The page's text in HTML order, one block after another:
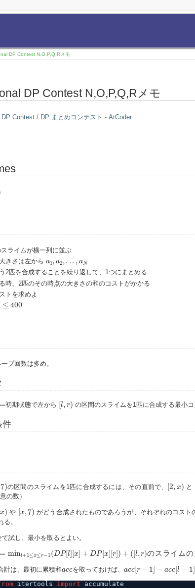
DP Contest N,O,P,Q,Rメモ
DP Contest N,O,P,Q,Rメモ
DP Contest / DP まとめコンテスト - AtCoder
スライムが横一列に並ぶ
きさは左から a1, a2,. . . , aN
a1 a2 N
2匹を合成することを繰り返して、1つにまとめる
時、2匹のその時点の大きさの和のコストがかかる
トを求めよ
≤ 400
プ回数は多め。
=初期状態で左から [l, r)
[l, の区間のスライムを1匹に合成する最小
件
7)
7) の区間のスライムを1匹に合成するには、その直前で、 [2, x)
[2 ) と
の数）
x)
) や x,7)
[x 7) がどう合成されたものであろうが、それぞれのコスト
。
て試し、最小を取るとよい。
= minl+1≤x≤r−1( DP[l][x] + DP[x][r]) + ([l, r)のス ライ ムの
+ P[l] [x]+DP ][r ])+ [l, )の スラ イ ム の 大 き さ 合
計は、最初に累積和acc
accを取っておけば、 acc[r − 1] − acc[l − 1]
c[ ]− 1]
itertools import
accumulate